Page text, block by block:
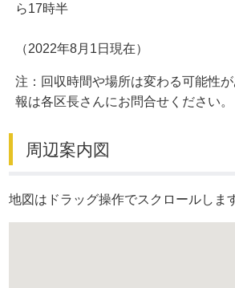
ら17時半
（2022年8月1日現在）
注：回収時間や場所は変わる可能性
報は各区長さんにお問合せください。
周辺案内図
地図はドラッグ操作でスクロールしま